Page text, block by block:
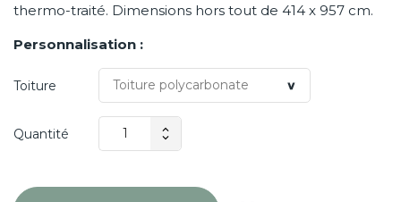
thermo-traité. Dimensions hors tout de 414 x 957 cm.
Personnalisation :
Toiture
Quantité